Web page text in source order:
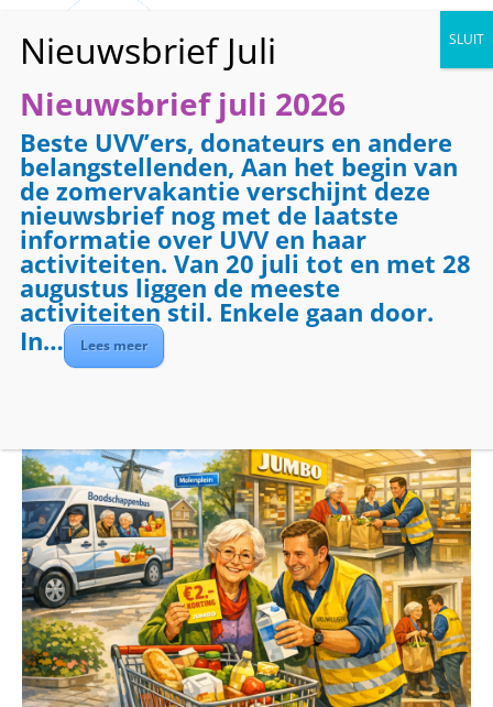
« Alle Evenementen
Dit evenement is voorbij.
Evenementenreeks:Boodschappenbus
Boodschappenbus
ochtend
Nieuwsbrief juli 2026
Beste UVV’ers, donateurs en andere
belangstellenden, Aan het begin van
de zomervakantie verschijnt deze
nieuwsbrief nog met de laatste
informatie over UVV en haar
activiteiten. Van 20 juli tot en met 28
augustus liggen de meeste
activiteiten stil. Enkele gaan door.
In…
Lees meer